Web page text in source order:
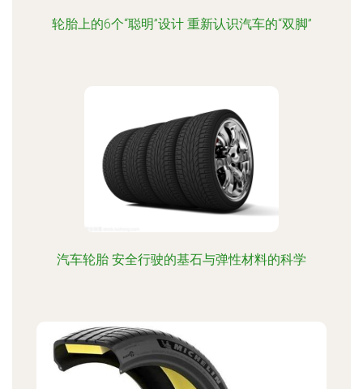
轮胎上的6个“聪明”设计 重新认识汽车的“双脚”
汽车轮胎 安全行驶的基石与弹性材料的科学